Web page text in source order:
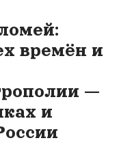
времён и
—
и